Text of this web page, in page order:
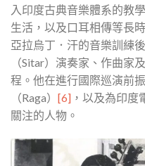
入印度古典音樂體系的教
生活，以及口耳相傳等長
亞拉烏丁．汗的音樂訓練
（Sitar）演奏家、作曲家
程。他在進行國際巡演前
（Raga） [6] ，以及為印
關注的人物。